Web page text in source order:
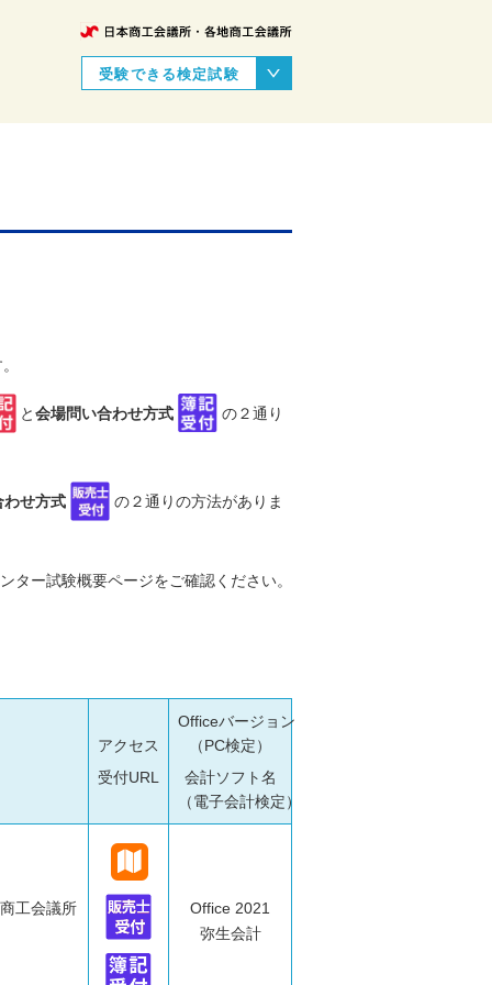
受験できる検定試験
と会場問い合わせ方式 の２通り
わせ方式 の２通りの方法がありま
ター試験概要ページをご確認ください。
アクセス
受付URL
Officeバージョン
（PC検定）
会計ソフト名
（電子会計検定）
工会議所
Office 2021
弥生会計